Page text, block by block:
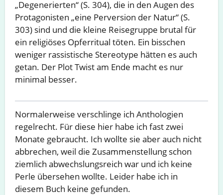
„Degenerierten“ (S. 304), die in den Augen des
Protagonisten „eine Perversion der Natur“ (S.
303) sind und die kleine Reisegruppe brutal für
ein religiöses Opferritual töten. Ein bisschen
weniger rassistische Stereotype hätten es auch
getan. Der Plot Twist am Ende macht es nur
minimal besser.
Normalerweise verschlinge ich Anthologien
regelrecht. Für diese hier habe ich fast zwei
Monate gebraucht. Ich wollte sie aber auch nicht
abbrechen, weil die Zusammenstellung schon
ziemlich abwechslungsreich war und ich keine
Perle übersehen wollte. Leider habe ich in
diesem Buch keine gefunden.